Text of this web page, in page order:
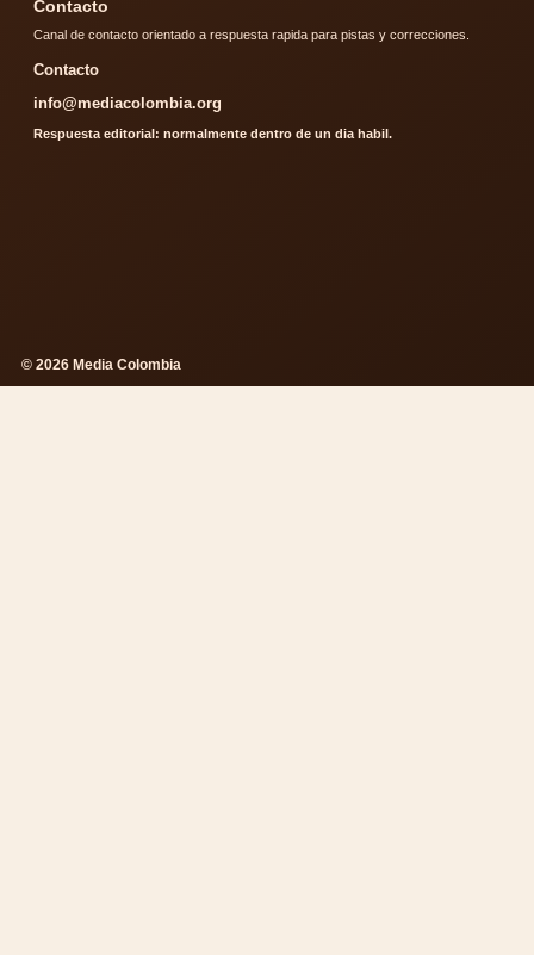
Contacto
Canal de contacto orientado a respuesta rapida para pistas y correcciones.
Contacto
info@mediacolombia.org
Respuesta editorial: normalmente dentro de un dia habil.
© 2026 Media Colombia